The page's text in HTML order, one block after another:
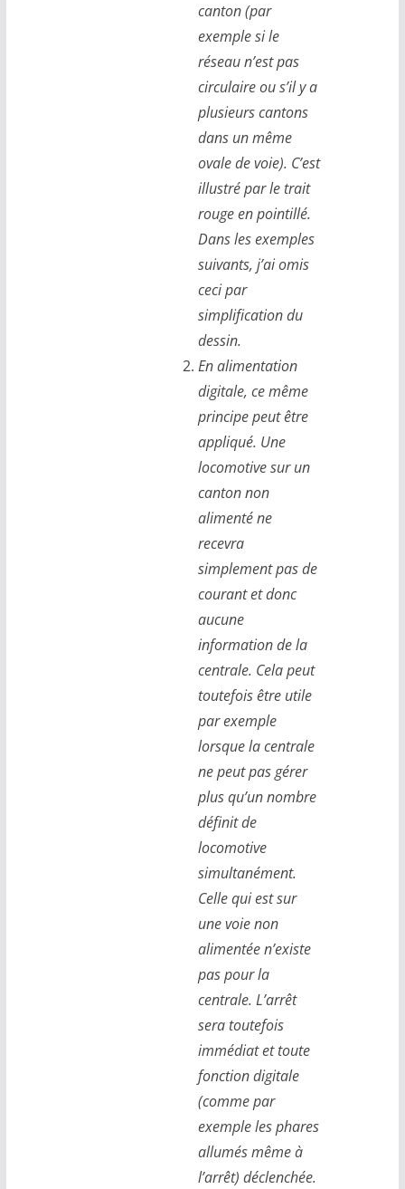
canton (par
exemple si le
réseau n’est pas
circulaire ou s’il y a
plusieurs cantons
dans un même
ovale de voie). C’est
illustré par le trait
rouge en pointillé.
Dans les exemples
suivants, j’ai omis
ceci par
simplification du
dessin.
En alimentation
digitale, ce même
principe peut être
appliqué. Une
locomotive sur un
canton non
alimenté ne
recevra
simplement pas de
courant et donc
aucune
information de la
centrale. Cela peut
toutefois être utile
par exemple
lorsque la centrale
ne peut pas gérer
plus qu’un nombre
définit de
locomotive
simultanément.
Celle qui est sur
une voie non
alimentée n’existe
pas pour la
centrale. L’arrêt
sera toutefois
immédiat et toute
fonction digitale
(comme par
exemple les phares
allumés même à
l’arrêt) déclenchée.